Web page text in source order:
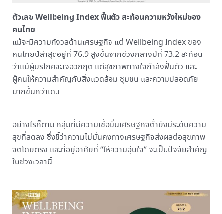
ตัวเลข Wellbeing Index ฟื้นตัว สะท้อนความหวังใหม่ของ
คนไทย
แม้จะมีความกังวลด้านเศรษฐกิจ แต่ Wellbeing Index ของ
คนไทยปีล่าสุดอยู่ที่ 76.9 สูงขึ้นจากช่วงกลางปีที่ 73.2 สะท้อน
ว่าแม้ผู้บริโภคจะเจอวิกฤติ แต่สุขภาพทางใจกำลังฟื้นตัว และ
ผู้คนให้ความสำคัญกับสิ่งแวดล้อม ชุมชน และความปลอดภัย
มากขึ้นกว่าเดิม
อย่างไรก็ตาม กลุ่มที่มีความเชื่อมั่นเศรษฐกิจต่ำยังมีระดับความ
สุขที่ลดลง ซึ่งชี้ว่าความไม่มั่นคงทางเศรษฐกิจส่งผลต่อสุขภาพ
จิตโดยตรง และที่อยู่อาศัยที่ “ให้ความอุ่นใจ” จะเป็นปัจจัยสำคัญ
ในช่วงเวลานี้